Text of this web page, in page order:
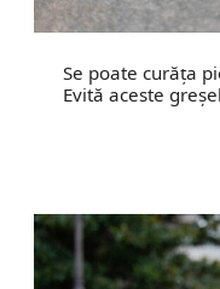
Se poate curăța
Evită aceste